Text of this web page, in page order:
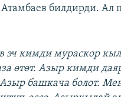
билдирди. Ал
эч кимди мураскор
өтөт. Азыр кимди
башкача болот.